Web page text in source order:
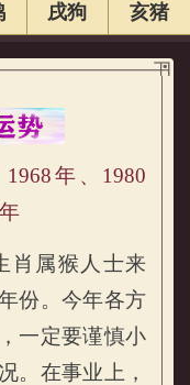
戌狗 亥猪
解
年、1980
肖属猴人士来
份。今年各方
一定要谨慎小
。在事业上，